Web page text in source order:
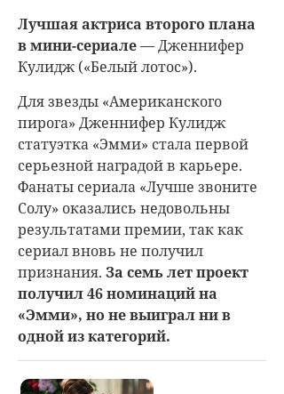
Лучшая актриса второго плана
в мини-сериале— Дженнифер
Кулидж («Белый лотос»).
Для звезды «Американского
пирога» Дженнифер Кулидж
статуэтка «Эмми» стала первой
серьезной наградой в карьере.
Фанаты сериала «Лучше звоните
Солу» оказались недовольны
результатами премии, так как
сериал вновь не получил
признания. За семь лет проект
получил 46 номинаций на
«Эмми», но не выиграл ни в
одной из категорий.